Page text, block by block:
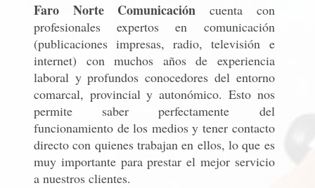
Faro Norte Comunicación cuenta con
profesionales expertos en comunicación
(publicaciones impresas, radio, televisión e
internet) con muchos años de experiencia
laboral y profundos conocedores del entorno
comarcal, provincial y autonómico. Esto nos
permite saber perfectamente del
funcionamiento de los medios y tener contacto
directo con quienes trabajan en ellos, lo que es
muy importante para prestar el mejor servicio
a nuestros clientes.